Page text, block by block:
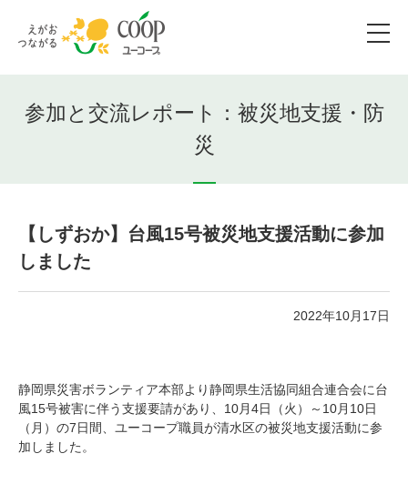
参加と交流レポート：被災地支援・防
災
【しずおか】台風15号被災地支援活動に参加
しました
2022年10月17日
静岡県災害ボランティア本部より静岡県生活協同組合連合会に台
風15号被害に伴う支援要請があり、10月4日（火）～10月10日
（月）の7日間、ユーコープ職員が清水区の被災地支援活動に参
加しました。